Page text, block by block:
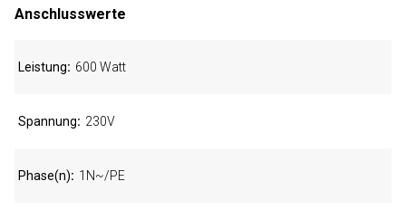
Anschlusswerte
Leistung 600 Watt
Spannung 230V
Phase(n) 1N~/PE